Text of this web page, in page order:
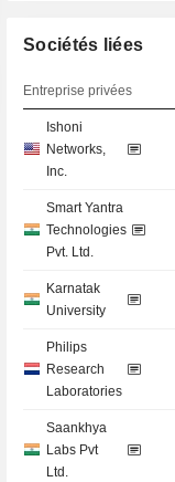
Sociétés liées
Entreprise privées
Ishoni
Networks,
Inc.
Smart Yantra
Technologies
Pvt. Ltd.
Karnatak
University
Philips
Research
Laboratories
Saankhya
Labs Pvt
Ltd.